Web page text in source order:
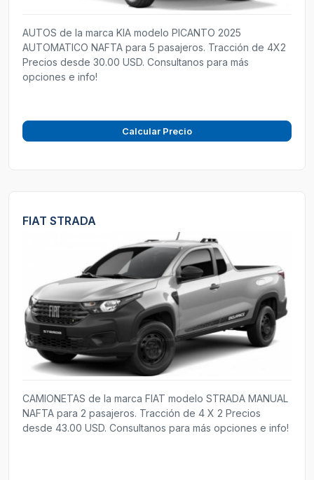
AUTOS de la marca KIA modelo PICANTO 2025
AUTOMATICO NAFTA para 5 pasajeros. Tracción de 4X2
Precios desde 30.00 USD. Consultanos para más
opciones e info!
Calcular Precio
FIAT STRADA
CAMIONETAS de la marca FIAT modelo STRADA MANUAL
NAFTA para 2 pasajeros. Tracción de 4 X 2 Precios
desde 43.00 USD. Consultanos para más opciones e info!